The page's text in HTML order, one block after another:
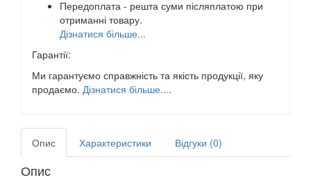
Передоплата - решта суми післяплатою при
отриманні товару.
Дізнатися більше...
Гарантії:
Ми гарантуємо справжність та якість продукції, яку
продаємо. Дізнатися більше....
Опис Характеристики Відгуки (0)
Опис